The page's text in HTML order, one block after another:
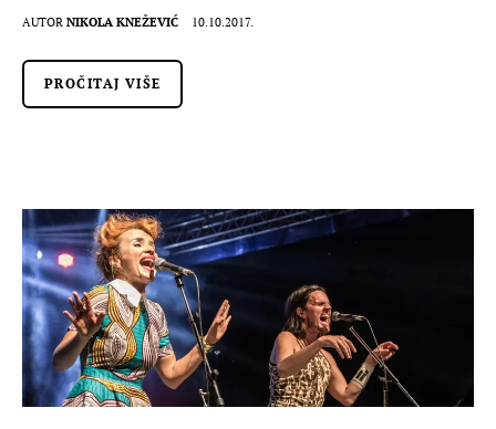
AUTOR NIKOLA KNEŽEVIĆ 10.10.2017.
PROČITAJ VIŠE